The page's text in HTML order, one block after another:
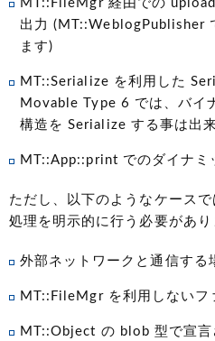
MT::FileMgr 経由での
出力 (MT::WeblogPublisher
ます)
MT::Serialize を利用した
Movable Type 6 では、バイ
構造を Serialize する事は出
MT::App::print でのダイナミ
ただし、以下のようなケース
処理を明示的に行う必要があり
外部ネットワークと通信する
MT::FileMgr を利用しないフ
MT::Object の blob 型で宣言